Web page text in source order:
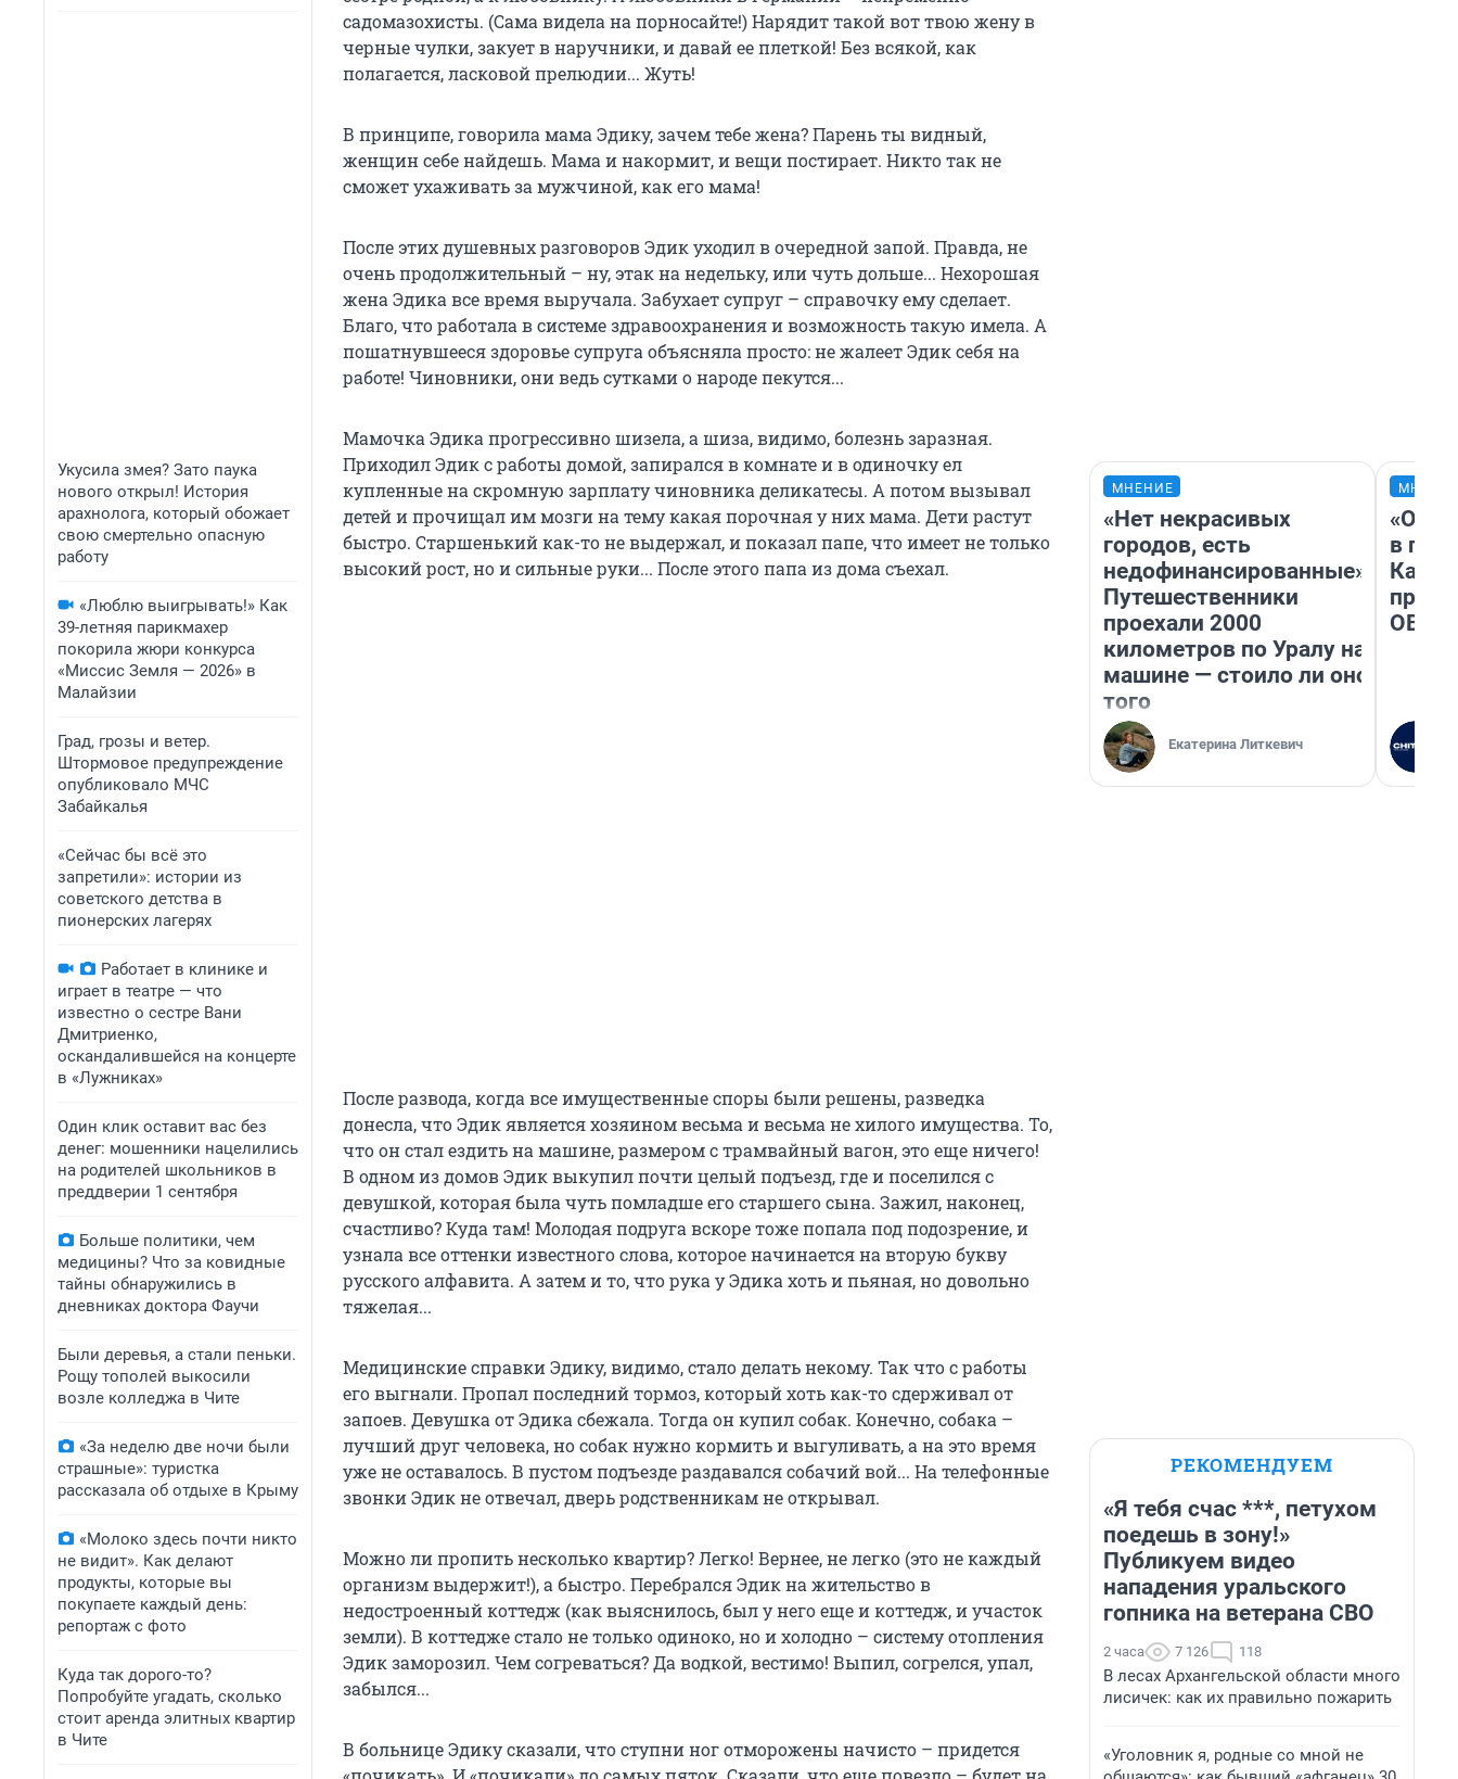
Укусила змея? Зато паука
нового открыл! История
арахнолога, который обожает
свою смертельно опасную
работу
«Люблю выигрывать!» Как
39-летняя парикмахер
покорила жюри конкурса
«Миссис Земля — 2026» в
Малайзии
Град, грозы и ветер.
Штормовое предупреждение
опубликовало МЧС
Забайкалья
«Сейчас бы всё это
запретили»: истории из
советского детства в
пионерских лагерях
Работает в клинике и
играет в театре — что
известно о сестре Вани
Дмитриенко,
оскандалившейся на концерте
в «Лужниках»
Один клик оставит вас без
денег: мошенники нацелились
на родителей школьников в
преддверии 1 сентября
Больше политики, чем
медицины? Что за ковидные
тайны обнаружились в
дневниках доктора Фаучи
Были деревья, а стали пеньки.
Рощу тополей выкосили
возле колледжа в Чите
«За неделю две ночи были
страшные»: туристка
рассказала об отдыхе в Крыму
«Молоко здесь почти никто
не видит». Как делают
продукты, которые вы
покупаете каждый день:
репортаж с фото
Куда так дорого-то?
Попробуйте угадать, сколько
стоит аренда элитных квартир
в Чите
садомазохисты. (Сама видела на порносайте!) Нарядит такой вот твою жену в
черные чулки, закует в наручники, и давай ее плеткой! Без всякой, как
полагается, ласковой прелюдии... Жуть!
В принципе, говорила мама Эдику, зачем тебе жена? Парень ты видный,
женщин себе найдешь. Мама и накормит, и вещи постирает. Никто так не
сможет ухаживать за мужчиной, как его мама!
После этих душевных разговоров Эдик уходил в очередной запой. Правда, не
очень продолжительный – ну, этак на недельку, или чуть дольше... Нехорошая
жена Эдика все время выручала. Забухает супруг – справочку ему сделает.
Благо, что работала в системе здравоохранения и возможность такую имела. А
пошатнувшееся здоровье супруга объясняла просто: не жалеет Эдик себя на
работе! Чиновники, они ведь сутками о народе пекутся...
Мамочка Эдика прогрессивно шизела, а шиза, видимо, болезнь заразная.
Приходил Эдик с работы домой, запирался в комнате и в одиночку ел
купленные на скромную зарплату чиновника деликатесы. А потом вызывал
детей и прочищал им мозги на тему какая порочная у них мама. Дети растут
быстро. Старшенький как-то не выдержал, и показал папе, что имеет не только
высокий рост, но и сильные руки... После этого папа из дома съехал.
После развода, когда все имущественные споры были решены, разведка
донесла, что Эдик является хозяином весьма и весьма не хилого имущества. То,
что он стал ездить на машине, размером с трамвайный вагон, это еще ничего!
В одном из домов Эдик выкупил почти целый подъезд, где и поселился с
девушкой, которая была чуть помладше его старшего сына. Зажил, наконец,
счастливо? Куда там! Молодая подруга вскоре тоже попала под подозрение, и
узнала все оттенки известного слова, которое начинается на вторую букву
русского алфавита. А затем и то, что рука у Эдика хоть и пьяная, но довольно
тяжелая...
Медицинские справки Эдику, видимо, стало делать некому. Так что с работы
его выгнали. Пропал последний тормоз, который хоть как-то сдерживал от
запоев. Девушка от Эдика сбежала. Тогда он купил собак. Конечно, собака –
лучший друг человека, но собак нужно кормить и выгуливать, а на это время
уже не оставалось. В пустом подъезде раздавался собачий вой... На телефонные
звонки Эдик не отвечал, дверь родственникам не открывал.
Можно ли пропить несколько квартир? Легко! Вернее, не легко (это не каждый
организм выдержит!), а быстро. Перебрался Эдик на жительство в
недостроенный коттедж (как выяснилось, был у него еще и коттедж, и участок
земли). В коттедже стало не только одиноко, но и холодно – систему отопления
Эдик заморозил. Чем согреваться? Да водкой, вестимо! Выпил, согрелся, упал,
забылся...
В больнице Эдику сказали, что ступни ног отморожены начисто – придется
МНЕНИЕ
«Нет некрасивых
городов, есть
недофинансированные».
Путешественники
проехали 2000
километров по Уралу на
машине — стоило ли оно
того
Екатерина Литкевич
в
Как в
ОВЗ
РЕКОМЕНДУЕМ
«Я тебя счас ***, петухом
поедешь в зону!»
Публикуем видео
нападения уральского
гопника на ветерана СВО
2 часа 7 126 118
В лесах Архангельской области много
лисичек: как их правильно пожарить
«Уголовник я, родные со мной не